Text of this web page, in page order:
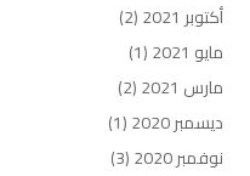
أكتوبر 2021
(2)
مايو 2021
(1)
مارس 2021
(2)
ديسمبر 2020
(1)
نوفمبر 2020
(3)